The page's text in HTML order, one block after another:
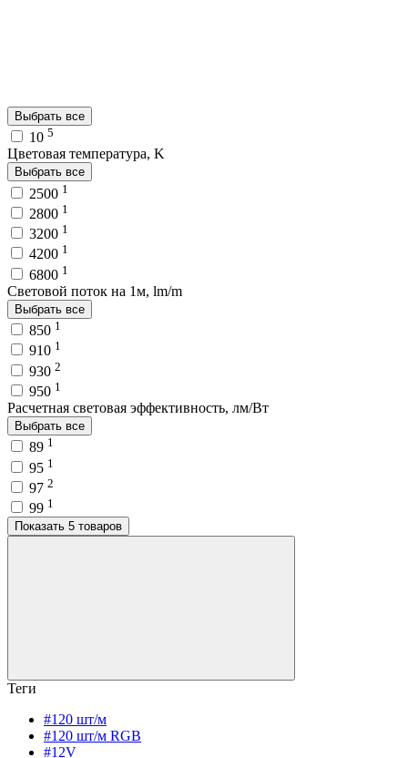
Выбрать все
10 5
Цветовая температура, K
Выбрать все
2500 1
2800 1
3200 1
4200 1
6800 1
Световой поток на 1м, lm/m
Выбрать все
850 1
910 1
930 2
950 1
Расчетная световая эффективность, лм/Вт
Выбрать все
89 1
95 1
97 2
99 1
Показать 5 товаров
Теги
#120 шт/м
#120 шт/м RGB
#12V